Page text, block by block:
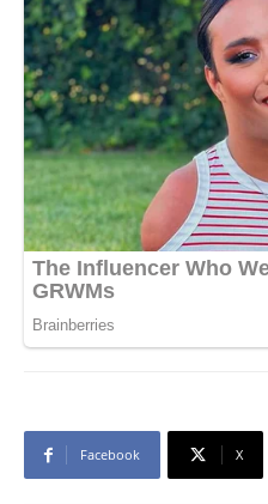
Facebook X